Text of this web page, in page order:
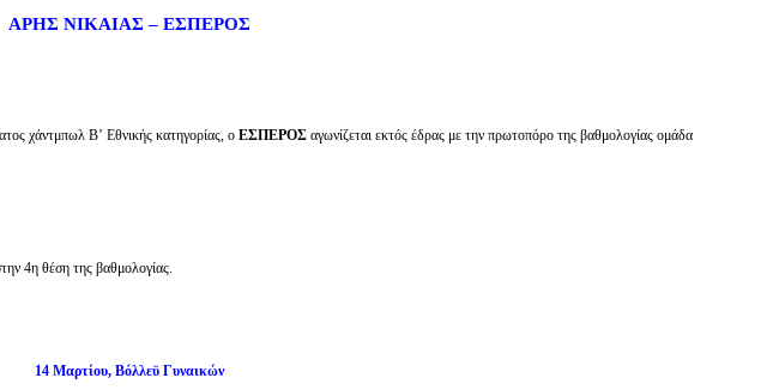
ΑΡΗΣ ΝΙΚΑΙΑΣ – ΕΣΠΕΡΟΣ
χάντμπωλ Β’ Εθνικής κατηγορίας, ο ΕΣΠΕΡΟΣαγωνίζεται εκτός έδρας με την πρωτοπόρο της βαθμολογίας ομάδα
4η θέση της βαθμολογίας.
14 Μαρτίου, Βόλλεϋ Γυναικών